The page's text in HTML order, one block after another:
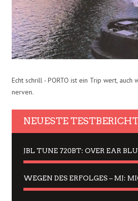
Echt schrill - PORTO ist ein Trip wert, auch
nerven.
NEUESTE